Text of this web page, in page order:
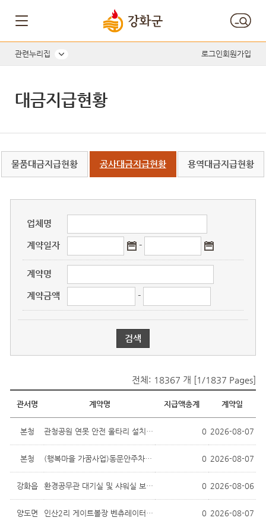
관련누리집 로그인회원가입
대금지급현황
물품대금지급현황 공사대금지급현황 용역대금지급현황
업체명
계약일자 -
계약명
계약금액 -
전체: 18367 개 [1/1837 Pages]
관서명 계약명 지급액총계 계약일
본청 관청공원 연못 안전 울타리 설치사업 0 2026-08-07
본청 (행복마을 가꿈사업)동문안주차장 건축... 0 2026-08-07
강화읍 환경공무관 대기실 및 샤워실 보수공사 0 2026-08-06
양도면 인산2리 게이트볼장 벤츄레이터 설치 공사 0 2026-08-07